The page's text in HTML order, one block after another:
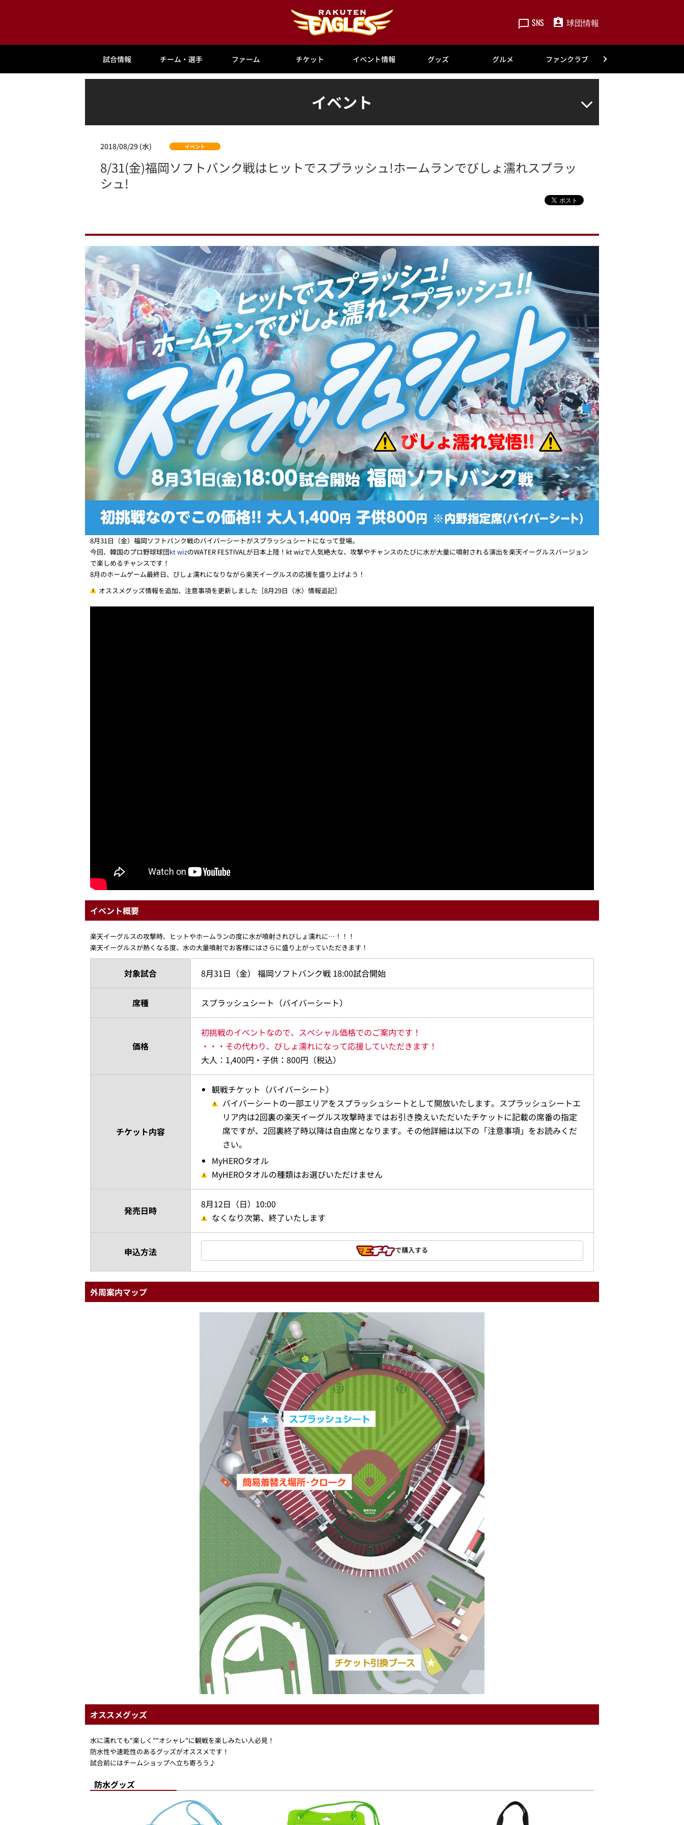
SNS 球団情報
試合情報 チーム・選手 ファーム チケット イベント情報 グッズ グルメ ファンクラブ
イベント
2018/08/29 (水) イベント
8/31(金)福岡ソフトバンク戦はヒットでスプラッシュ!ホームランでびしょ濡れスプラッ
シュ!
8月31日（金）福岡ソフトバンク戦のバイバーシートがスプラッシュシートになって登場。
今回、韓国のプロ野球球団kt wizのWATER FESTIVALが日本上陸！kt wizで人気絶大な、攻撃やチャンスのたびに水が大量に噴射される演出を楽天イーグルスバージョン
で楽しめるチャンスです！
8月のホームゲーム最終日、びしょ濡れになりながら楽天イーグルスの応援を盛り上げよう！
オススメグッズ情報を追加、注意事項を更新しました［8月29日（水）情報追記］
イベント概要
楽天イーグルスの攻撃時、ヒットやホームランの度に水が噴射されびしょ濡れに…！！！
楽天イーグルスが熱くなる度、水の大量噴射でお客様にはさらに盛り上がっていただきます！
対象試合 8月31日（金） 福岡ソフトバンク戦 18:00試合開始
席種 スプラッシュシート（バイバーシート）
価格
初挑戦のイベントなので、スペシャル価格でのご案内です！
・・・その代わり、びしょ濡れになって応援していただきます！
大人：1,400円・子供：800円（税込）
チケット内容
観戦チケット（バイバーシート）
バイバーシートの一部エリアをスプラッシュシートとして開放いたします。スプラッシュシートエ
リア内は2回裏の楽天イーグルス攻撃時まではお引き換えいただいたチケットに記載の席番の指定
席ですが、2回裏終了時以降は自由席となります。その他詳細は以下の「注意事項」をお読みくだ
さい。
MyHEROタオル
MyHEROタオルの種類はお選びいただけません
発売日時
8月12日（日）10:00
なくなり次第、終了いたします
申込方法 で購入する
外周案内マップ
オススメグッズ
水に濡れても"楽しく""オシャレ"に観戦を楽しみたい人必見！
防水性や速乾性のあるグッズがオススメです！
試合前にはチームショップへ立ち寄ろう♪
防水グッズ